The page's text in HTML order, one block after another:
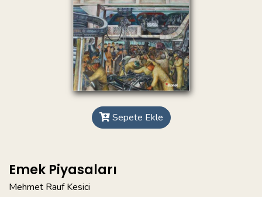
Sepete Ekle
Emek Piyasaları
Mehmet Rauf Kesici